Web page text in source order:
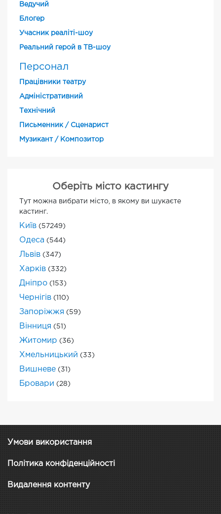
Ведучий
Блогер
Учасник реаліті-шоу
Реальний герой в ТВ-шоу
Персонал
Працівники театру
Адміністративний
Технічний
Письменник / Сценарист
Музикант / Композитор
Оберіть місто кастингу
Тут можна вибрати місто, в якому ви шукаєте
кастинг.
Київ (57249)
Одеса (544)
Львів (347)
Харків (332)
Дніпро (153)
Чернігів (110)
Запоріжжя (59)
Вінниця (51)
Житомир (36)
Хмельницький (33)
Вишневе (31)
Бровари (28)
Умови використання
Політика конфіденційності
Видалення контенту